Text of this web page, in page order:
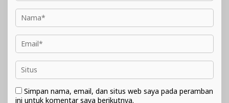
Simpan nama, email, dan situs web saya pada peramban
ini untuk komentar saya berikutnya.